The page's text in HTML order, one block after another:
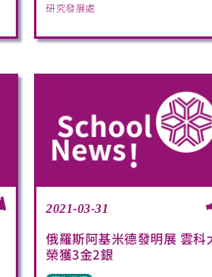
研究發展處
2021-03-31
俄羅斯阿基米德發明展 雲科
榮獲3金2銀